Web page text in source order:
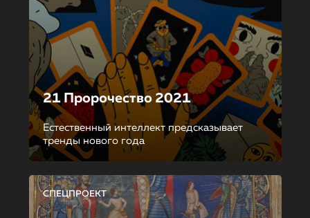
21 Пророчество 2021
Естественный интеллект предсказывает
тренды нового года
СПЕЦПРОЕКТ